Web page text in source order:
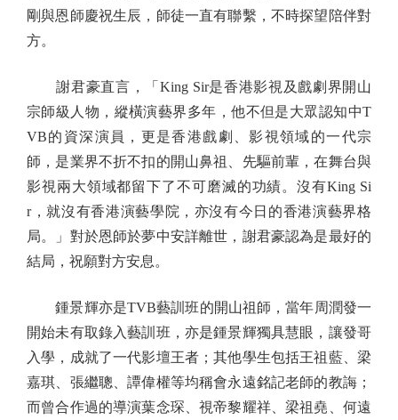
剛與恩師慶祝生辰，師徒一直有聯繫，不時探望陪伴對
方。
謝君豪直言，「King Sir是香港影視及戲劇界開山
宗師級人物，縱橫演藝界多年，他不但是大眾認知中T
VB的資深演員，更是香港戲劇、影視領域的一代宗
師，是業界不折不扣的開山鼻祖、先驅前輩，在舞台與
影視兩大領域都留下了不可磨滅的功績。沒有King Si
r，就沒有香港演藝學院，亦沒有今日的香港演藝界格
局。」對於恩師於夢中安詳離世，謝君豪認為是最好的
結局，祝願對方安息。
鍾景輝亦是TVB藝訓班的開山祖師，當年周潤發一
開始未有取錄入藝訓班，亦是鍾景輝獨具慧眼，讓發哥
入學，成就了一代影壇王者；其他學生包括王祖藍、梁
嘉琪、張繼聰、譚偉權等均稱會永遠銘記老師的教誨；
而曾合作過的導演葉念琛、視帝黎耀祥、梁祖堯、何遠